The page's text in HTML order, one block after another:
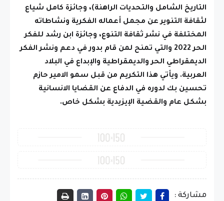
التاريخ الشامل والتحديات الراهنة)، وجائزة كامل شياع
لثقافة التنوير عن مجمل أعماله الفكرية ونشاطاته
المختلفة في نشر ثقافة التنوع، وجائزة ابن رشد للفكر
الحر 2022 والتي تمنح لمن قام بدور في دعم ونشر الفكر
الديمقراطي الحر والديمقراطية والإبداع في البلاد
العربية. ويأتي هذا التكريم من قبل سمو الامير حازم
تحسين بك لدوره في الدفاع عن القضايا الانسانية
بشكل عام والقضية الإيزيدية بشكل خاص.
مشاركة :